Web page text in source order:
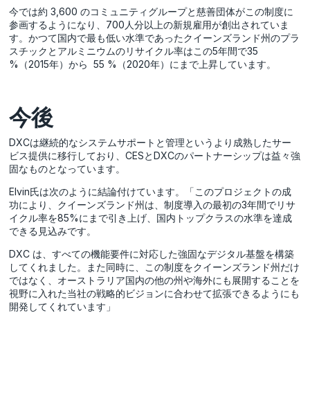
今では約 3,600 のコミュニティグループと慈善団体がこの制度に
参画するようになり、700人分以上の新規雇用が創出されていま
す。かつて国内で最も低い水準であったクイーンズランド州のプラ
スチックとアルミニウムのリサイクル率はこの5年間で35
%（2015年）から 55 %（2020年）にまで上昇しています。
今後
DXCは継続的なシステムサポートと管理というより成熟したサー
ビス提供に移行しており、CESとDXCのパートナーシップは益々強
固なものとなっています。
Elvin氏は次のように結論付けています。「このプロジェクトの成
功により、クイーンズランド州は、制度導入の最初の3年間でリサ
イクル率を85%にまで引き上げ、国内トップクラスの水準を達成
できる見込みです。
DXC は、すべての機能要件に対応した強固なデジタル基盤を構築
してくれました。また同時に、この制度をクイーンズランド州だけ
ではなく、オーストラリア国内の他の州や海外にも展開することを
視野に入れた当社の戦略的ビジョンに合わせて拡張できるようにも
開発してくれています」